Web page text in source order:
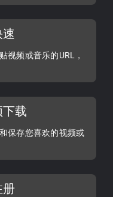
视频或音乐的URL，
载
保存您喜欢的视频或
册